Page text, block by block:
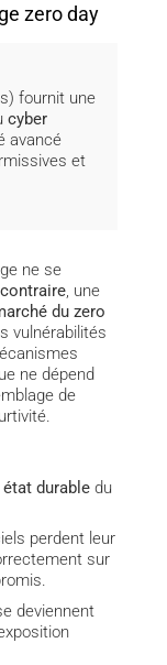
zero day
fournit une
cyber
avancé
et
ne se
, une
du zero
vulnérabilités
ne dépend
de
état durable du
perdent leur
sur
deviennent